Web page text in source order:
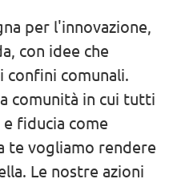
per l'innovazione,
con idee che
comunali.
comunità in cui tutti
fiducia come
te vogliamo rendere
Le nostre azioni